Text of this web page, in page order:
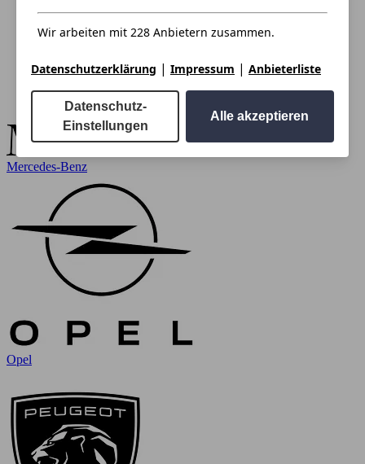
Mercedes-Benz
Opel
Wir arbeiten mit 228 Anbietern zusammen.
Datenschutzerklärung | Impressum | Anbieterliste
Datenschutz-
Einstellungen
Alle akzeptieren